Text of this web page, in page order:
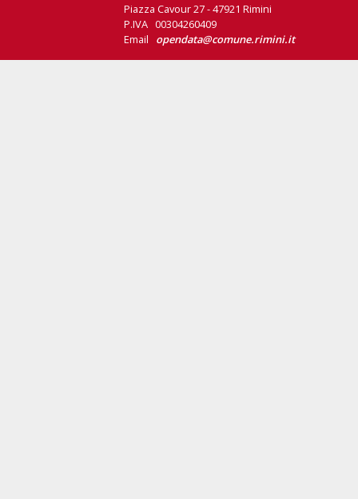
Piazza Cavour 27 - 47921 Rimini
P.IVA 00304260409
Email opendata@comune.rimini.it